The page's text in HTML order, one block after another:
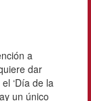
a
dar
‘Día de la
un único